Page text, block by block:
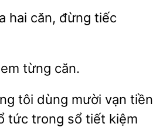
hai căn,
tiếc
từng căn.
tôi dùng mười
tiền
tức trong sổ tiết kiệm